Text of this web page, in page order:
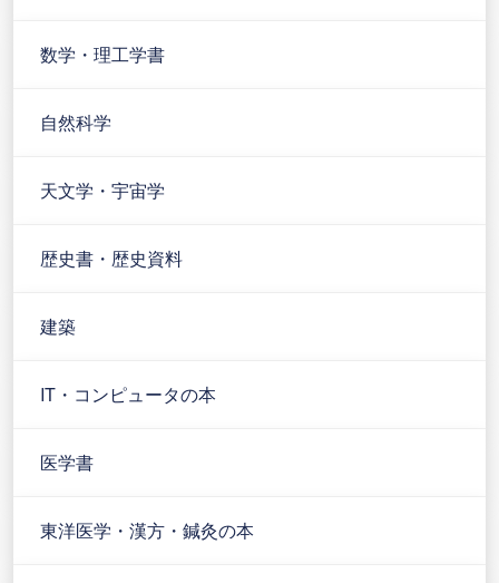
数学・理工学書
自然科学
天文学・宇宙学
歴史書・歴史資料
建築
IT・コンピュータの本
医学書
東洋医学・漢方・鍼灸の本